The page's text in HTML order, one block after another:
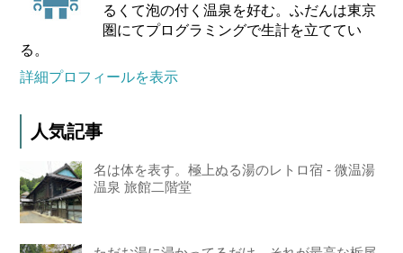
るくて泡の付く温泉を好む。ふだんは東京
圏にてプログラミングで生計を立ててい
る。
詳細プロフィールを表示
人気記事
名は体を表す。極上ぬる湯のレトロ宿 - 微温湯
温泉 旅館二階堂